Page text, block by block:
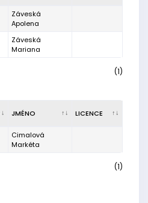
Záveská
Apolena
Záveská
Mariana
(1)
JMÉNO LICENCE
Cimalová
Markéta
(1)